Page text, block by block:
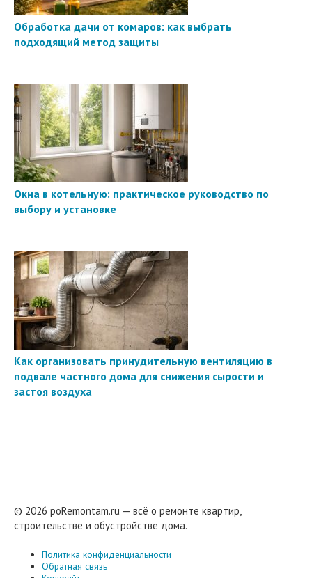
Обработка дачи от комаров: как выбрать
подходящий метод защиты
Окна в котельную: практическое руководство по
выбору и установке
Как организовать принудительную вентиляцию в
подвале частного дома для снижения сырости и
застоя воздуха
© 2026 poRemontam.ru — всё о ремонте квартир,
строительстве и обустройстве дома.
Политика конфиденциальности
Обратная связь